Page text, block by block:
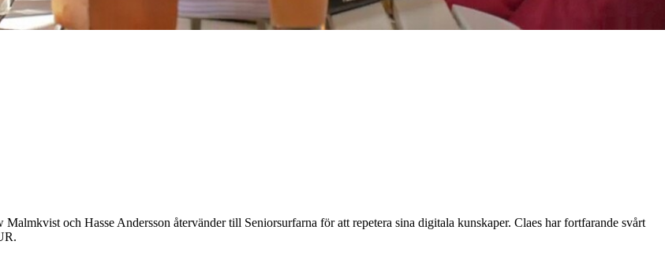
och Hasse Andersson återvänder till Seniorsurfarna för att repetera sina digitala kunskaper. Claes har fortfarande svårt